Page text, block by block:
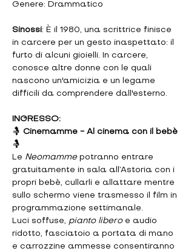
Genere: Drammatico
Sinossi: È il 1980, una scrittrice finisce
in carcere per un gesto inaspettato: il
furto di alcuni gioielli. In carcere,
conosce altre donne con le quali
nascono un'amicizia e un legame
difficili da comprendere dall'esterno.
INGRESSO:
🤱 Cinemamme - Al cinema con il bebè
🤱
Le Neomamme potranno entrare
gratuitamente in sala all’Astoria con i
propri bebè, cullarli e allattare mentre
sullo schermo viene trasmesso il film in
programmazione settimanale.
Luci soffuse, pianto libero e audio
ridotto, fasciatoio a portata di mano
e carrozzine ammesse consentiranno